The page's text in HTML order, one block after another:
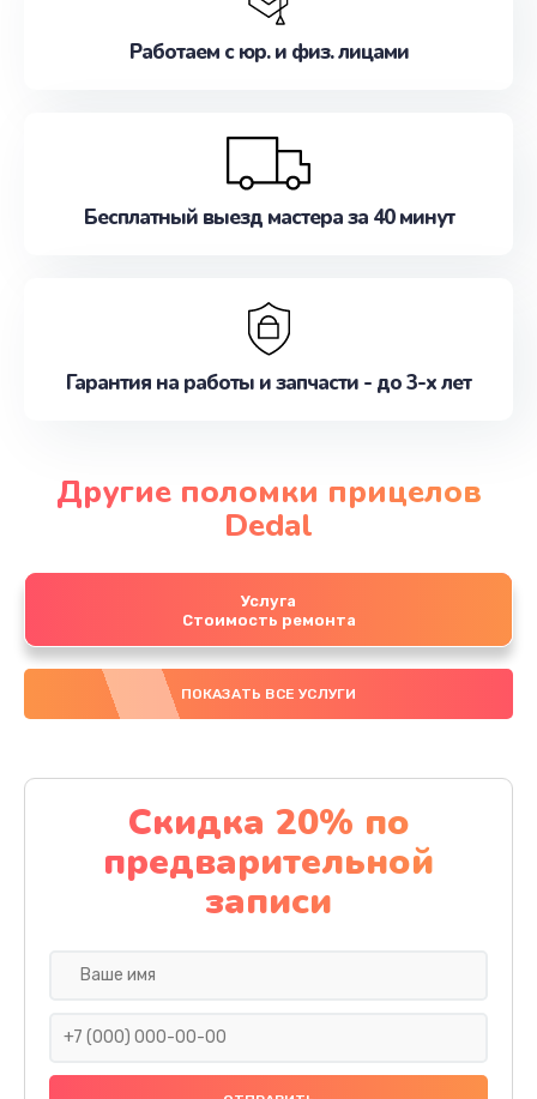
Работаем с юр. и физ. лицами
Бесплатный выезд мастера за 40 минут
Гарантия на работы и запчасти - до 3-х лет
Другие поломки прицелов
Dedal
Услуга
Стоимость ремонта
ПОКАЗАТЬ ВСЕ УСЛУГИ
Скидка 20% по
предварительной
записи